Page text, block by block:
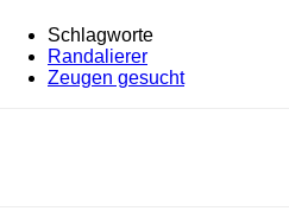
Schlagworte
Randalierer
Zeugen gesucht